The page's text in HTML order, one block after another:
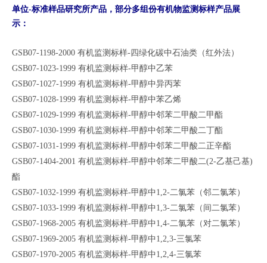
单位-标准样品研究所产品，部分多组份有机物监测标样产品展
示：
GSB07-1198-2000 有机监测标样-四绿化碳中石油类（红外法）
GSB07-1023-1999 有机监测标样-甲醇中乙苯
GSB07-1027-1999 有机监测标样-甲醇中异丙苯
GSB07-1028-1999 有机监测标样-甲醇中苯乙烯
GSB07-1029-1999 有机监测标样-甲醇中邻苯二甲酸二甲酯
GSB07-1030-1999 有机监测标样-甲醇中邻苯二甲酸二丁酯
GSB07-1031-1999 有机监测标样-甲醇中邻苯二甲酸二正辛酯
GSB07-1404-2001 有机监测标样-甲醇中邻苯二甲酸二(2-乙基己基)
酯
GSB07-1032-1999 有机监测标样-甲醇中1,2-二氯苯（邻二氯苯）
GSB07-1033-1999 有机监测标样-甲醇中1,3-二氯苯（间二氯苯）
GSB07-1968-2005 有机监测标样-甲醇中1,4-二氯苯（对二氯苯）
GSB07-1969-2005 有机监测标样-甲醇中1,2,3-三氯苯
GSB07-1970-2005 有机监测标样-甲醇中1,2,4-三氯苯